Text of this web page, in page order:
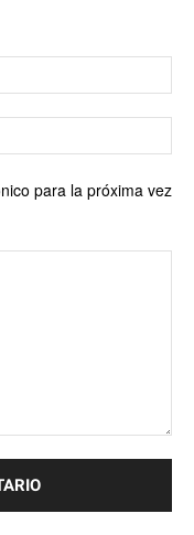
para la próxima vez